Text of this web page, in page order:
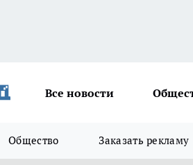
Все новости
Общество Заказать рекламу